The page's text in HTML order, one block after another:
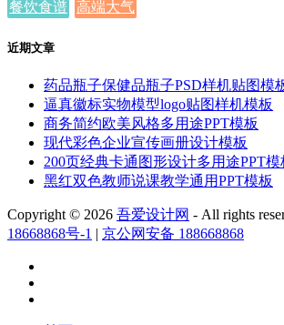
餐饮食谱 高端大气
近期文章
药品瓶子保健品瓶子PSD样机贴图模
逼真徽标实物模型logo贴图样机模板
商务简约欧美风格多用途PPT模板
现代彩色企业宣传画册设计模板
200页经典卡通图形设计多用途PPT模
黑红双色教师说课教学通用PPT模板
Copyright © 2026 吾爱设计网 - All rights
18668868号-1 | 京公网安备 188668868